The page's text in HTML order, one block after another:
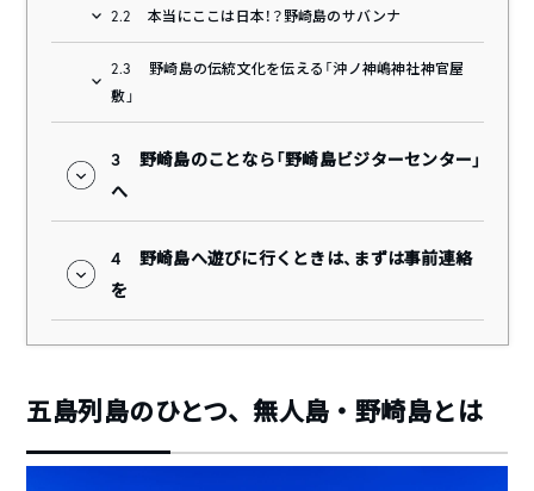
2.2 本当にここは日本！？野崎島のサバンナ
2.3
野崎島の伝統文化を伝える「沖ノ神嶋神社神官屋
敷」
3
野崎島のことなら「野崎島ビジターセンター」
へ
4
野崎島へ遊びに行くときは、まずは事前連絡
を
五島列島のひとつ、無人島・野崎島とは